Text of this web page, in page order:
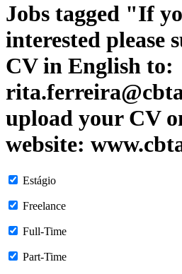
Jobs tagged "If
interested please
CV in English to:
upload your CV
website:
Estágio
Freelance
Full-Time
Part-Time